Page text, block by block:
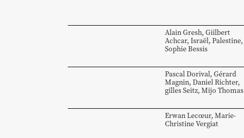
Alain Gresh, Giilbert
Achcar, Israël, Palestine,
Sophie Bessis
PascalDorival, Gérard
Magnin, DanielRichter,
gillesSeitz, Mijo Thomas
ErwanLecœur, Marie-
ChristineVergiat